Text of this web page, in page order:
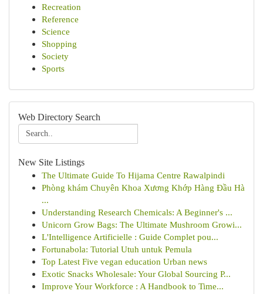
Recreation
Reference
Science
Shopping
Society
Sports
Web Directory Search
New Site Listings
The Ultimate Guide To Hijama Centre Rawalpindi
Phòng khám Chuyên Khoa Xương Khớp Hàng Đầu Hà
...
Understanding Research Chemicals: A Beginner's ...
Unicorn Grow Bags: The Ultimate Mushroom Growi...
L'Intelligence Artificielle : Guide Complet pou...
Fortunabola: Tutorial Utuh untuk Pemula
Top Latest Five vegan education Urban news
Exotic Snacks Wholesale: Your Global Sourcing P...
Improve Your Workforce : A Handbook to Time...